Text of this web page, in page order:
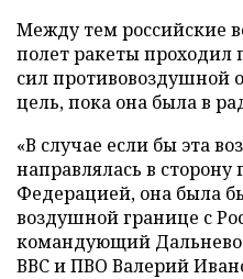
Между тем российские
полет ракеты
сил противовоздушной
цель, пока она была в
«В случае если бы эта
направлялась в
Федерацией, она была
воздушной границе с
командующий
ВВС и ПВО Валерий